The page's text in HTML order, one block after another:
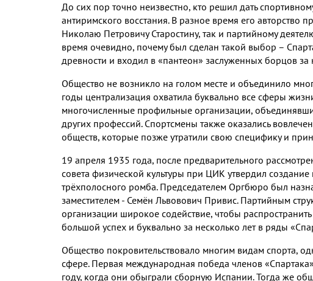
До сих пор точно неизвестно, кто решил дать
антиримского восстания. В разное время его авторство
Николаю Петровичу Старостину, так и партийному
время очевидно, почему был сделан такой выбор –
древности и входил в «пантеон» заслуженных борцов за
Общество не возникло на голом месте и объединило
годы централизация охватила буквально все сферы
многочисленные профильные организации,
других профессий. Спортсмены также оказались
обществ, которые позже утратили свою специфику и
19 апреля 1935 года, после предварительного
совета физической культуры при ЦИК утвердил
трёхполосного ромба. Председателем Оргбюро был
заместителем - Семён Львовович Привис. Партийным
организации широкое содействие, чтобы
большой успех и буквально за несколько лет в ряды
Общество покровительствовало многим видам спорта,
сфере. Первая международная победа членов
году, когда они обыграли сборную Испании.Тогда же